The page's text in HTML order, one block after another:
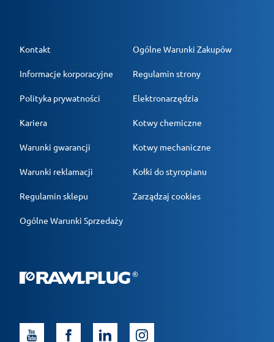
Kontakt
Informacje korporacyjne
Polityka prywatności
Kariera
Warunki gwarancji
Warunki reklamacji
Regulamin sklepu
Ogólne Warunki Sprzedaży
Ogólne Warunki Zakupów
Regulamin strony
Elektronarzędzia
Kotwy chemiczne
Kotwy mechaniczne
Kołki do styropianu
Zarządzaj cookies